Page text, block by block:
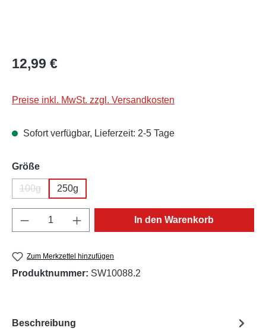
Regulärer Preis:
12,99 €
Preise inkl. MwSt. zzgl. Versandkosten
Sofort verfügbar, Lieferzeit: 2-5 Tage
Größeauswählen
100g
(Diese Option ist zurzeit nicht verfügbar.)
250g
Produkt Anzahl: Gib den gewünschten
In den Warenkorb
Zum Merkzettel hinzufügen
Produktnummer: SW10088.2
Beschreibung